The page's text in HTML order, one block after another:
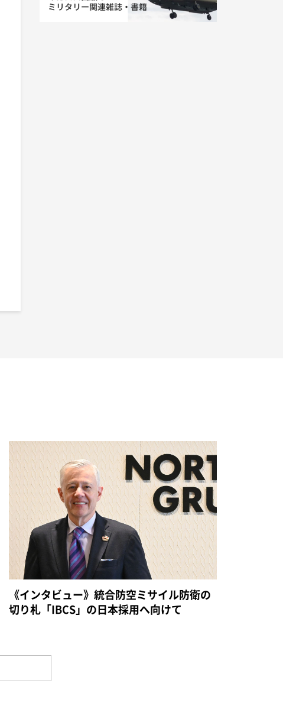
《インタビュー》統合防空ミサイル防衛の
切り札「IBCS」の日本採用へ向けて